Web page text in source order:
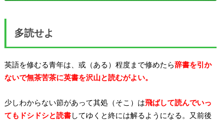
多読せよ
英語を修むる青年は、或（ある）程度まで修めたら辞書を引か
ないで無茶苦茶に英書を沢山と読むがよい。
少しわからない節があって其処（そこ）は飛ばして読んでいっ
てもドシドシと読書してゆくと終には解るようになる。又前後